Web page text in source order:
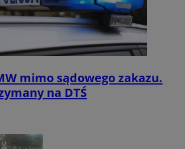
mimo sądowego zakazu.
na DTŚ